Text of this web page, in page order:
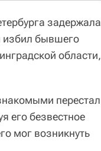
задержала
избил бывшего
области,
перестал
его безвестное
мог возникнуть